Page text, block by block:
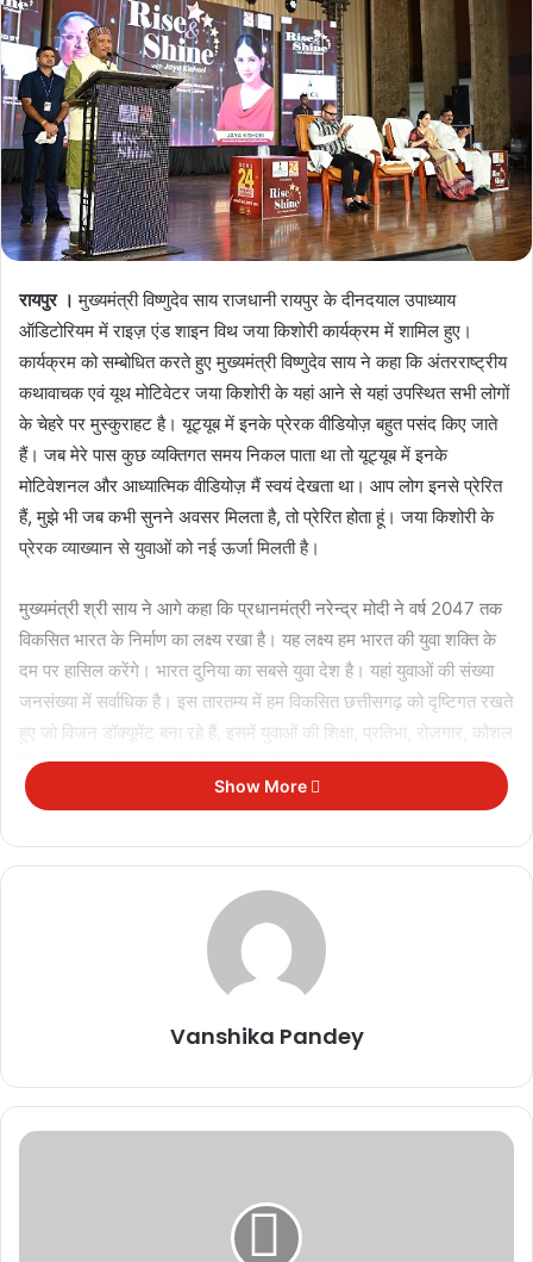
रायपुर । मुख्यमंत्री विष्णुदेव साय राजधानी रायपुर के दीनदयाल उपाध्याय
ऑडिटोरियम में राइज़ एंड शाइन विथ जया किशोरी कार्यक्रम में शामिल हुए।
कार्यक्रम को सम्बोधित करते हुए मुख्यमंत्री विष्णुदेव साय ने कहा कि अंतरराष्ट्रीय
कथावाचक एवं यूथ मोटिवेटर जया किशोरी के यहां आने से यहां उपस्थित सभी लोगों
के चेहरे पर मुस्कुराहट है। यूट्यूब में इनके प्रेरक वीडियोज़ बहुत पसंद किए जाते
हैं। जब मेरे पास कुछ व्यक्तिगत समय निकल पाता था तो यूट्यूब में इनके
मोटिवेशनल और आध्यात्मिक वीडियोज़ मैं स्वयं देखता था। आप लोग इनसे प्रेरित
हैं, मुझे भी जब कभी सुनने अवसर मिलता है, तो प्रेरित होता हूं। जया किशोरी के
प्रेरक व्याख्यान से युवाओं को नई ऊर्जा मिलती है।
मुख्यमंत्री श्री साय ने आगे कहा कि प्रधानमंत्री नरेन्द्र मोदी ने वर्ष 2047 तक
विकसित भारत के निर्माण का लक्ष्य रखा है। यह लक्ष्य हम भारत की युवा शक्ति के
दम पर हासिल करेंगे। भारत दुनिया का सबसे युवा देश है। यहां युवाओं की संख्या
जनसंख्या में सर्वाधिक है। इस तारतम्य में हम विकसित छत्तीसगढ़ को दृष्टिगत रखते
हुए जो विजन डॉक्यूमेंट बना रहे हैं, इसमें युवाओं की शिक्षा, प्रतिभा, रोजगार, कौशल
विकास तथा स्वरोजगार आदि में युवाओं के लिए अवसर और विकास मे उनकी समग्र
भागीदारी पर हमारा फोकस होगा।Show More
Vanshika Pandey